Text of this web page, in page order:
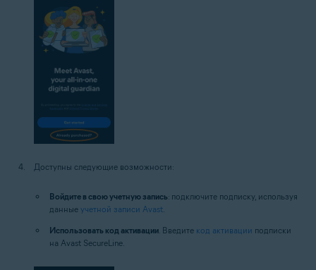
Доступны следующие возможности:
Войдите в свою учетную запись: подключите подписку, используя
данные учетной записи Avast.
Использовать код активации. Введите код активации подписки
на Avast SecureLine.